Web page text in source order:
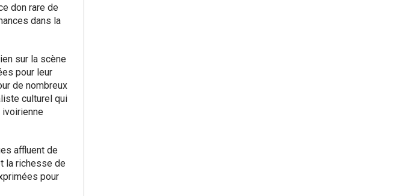
don rare de
dans la
sur la scène
pour leur
de nombreux
culturel qui
ivoirienne
affluent de
la richesse de
pour